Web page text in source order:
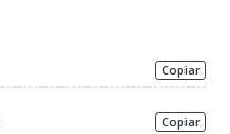
Copiar
Copiar